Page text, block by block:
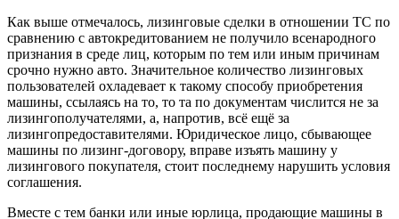
Как выше отмечалось, лизинговые сделки в отношении ТС по
сравнению с автокредитованием не получило всенародного
признания в среде лиц, которым по тем или иным причинам
срочно нужно авто. Значительное количество лизинговых
пользователей охладевает к такому способу приобретения
машины, ссылаясь на то, то та по документам числится не за
лизингополучателями, а, напротив, всё ещё за
лизингопредоставителями. Юридическое лицо, сбывающее
машины по лизинг-договору, вправе изъять машину у
лизингового покупателя, стоит последнему нарушить условия
соглашения.
Вместе с тем банки или иные юрлица, продающие машины в